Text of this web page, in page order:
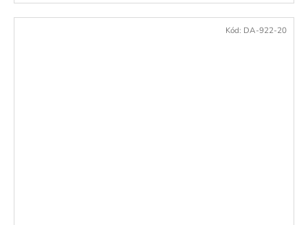
Kód: DA-922-20